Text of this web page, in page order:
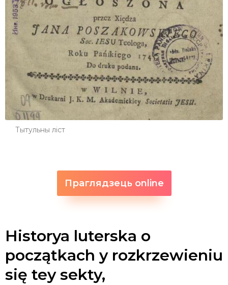
Тытульны ліст
Праглядзець online
Historya luterska o
początkach y rozkrzewieniu
się tey sekty,